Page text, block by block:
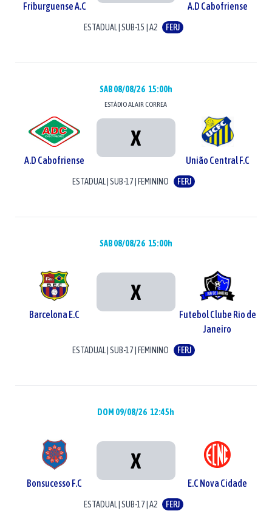
Friburguense A.C A.D Cabofriense
ESTADUAL|SUB-15 |A2 FERJ
SAB 08/08/26 15:00h
ESTÁDIOALAIR CORREA
A.D Cabofriense
X
União Central F.C
ESTADUAL| SUB-17| FEMININO FERJ
SAB 08/08/26 15:00h
Barcelona E.C
X
Futebol Clube Rio de
Janeiro
ESTADUAL| SUB-17| FEMININO FERJ
DOM 09/08/26 12:45h
Bonsucesso F.C
X
E.C Nova Cidade
ESTADUAL|SUB-17|A2 FERJ